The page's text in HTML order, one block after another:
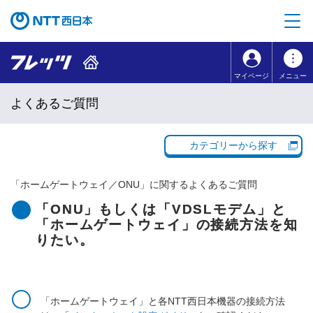
コンテンツのリンクナビゲーションへ移動
マイページ メニュー
よくあるご質問
カテゴリーから探す
「ホームゲートウェイ／ONU 」に関するよくあるご質問
「ONU」もしくは「VDSLモデム」と
「ホームゲートウェイ」の接続方法を知
りたい。
「ホームゲートウェイ」と各NTT西日本機器の接続方法